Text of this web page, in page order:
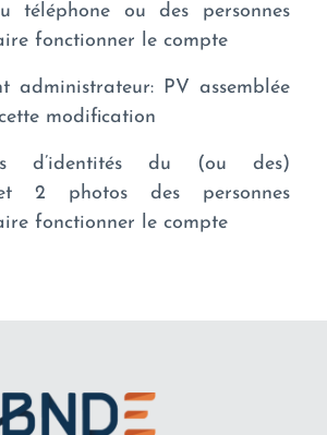
téléphone ou des personnes
fonctionner le compte
administrateur: PV assemblée
modification
d’identités du (ou des)
2 photos des personnes
fonctionner le compte